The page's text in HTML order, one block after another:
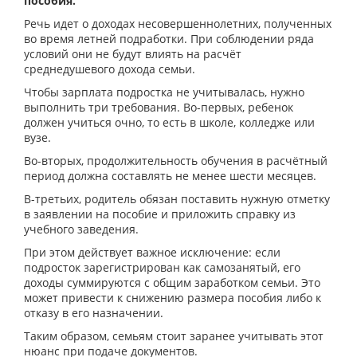
Речь идет о доходах несовершеннолетних, полученных
во время летней подработки. При соблюдении ряда
условий они не будут влиять на расчёт
среднедушевого дохода семьи.
Чтобы зарплата подростка не учитывалась, нужно
выполнить три требования. Во-первых, ребенок
должен учиться очно, то есть в школе, колледже или
вузе.
Во-вторых, продолжительность обучения в расчётный
период должна составлять не менее шести месяцев.
В-третьих, родитель обязан поставить нужную отметку
в заявлении на пособие и приложить справку из
учебного заведения.
При этом действует важное исключение: если
подросток зарегистрирован как самозанятый, его
доходы суммируются с общим заработком семьи. Это
может привести к снижению размера пособия либо к
отказу в его назначении.
Таким образом, семьям стоит заранее учитывать этот
нюанс при подаче документов.